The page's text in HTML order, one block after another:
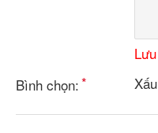
Bình chọn:
Xấu